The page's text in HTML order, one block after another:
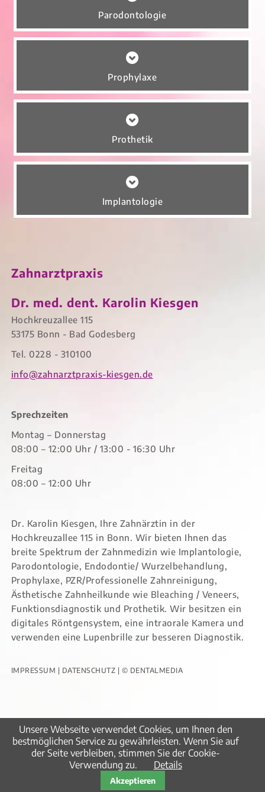
Parodontologie
Prophylaxe
Prothetik
Implantologie
Zahnarztpraxis
Dr. med. dent. Karolin Kiesgen
Hochkreuzallee 115
53175 Bonn - Bad Godesberg
Tel. 0228 - 310100
info@zahnarztpraxis-kiesgen.de
Sprechzeiten
Montag – Donnerstag
08:00 – 12:00 Uhr / 13:00 - 16:30 Uhr
Freitag
08:00 – 12:00 Uhr
Dr. Karolin Kiesgen, Ihre Zahnärztin in der
Hochkreuzallee 115 in Bonn. Wir bieten Ihnen das
breite Spektrum der Zahnmedizin wie Implantologie,
Parodontologie, Endodontie/ Wurzelbehandlung,
Prophylaxe, PZR/Professionelle Zahnreinigung,
Ästhetische Zahnheilkunde wie Bleaching / Veneers,
Funktionsdiagnostik und Prothetik. Wir besitzen ein
digitales Röntgensystem, eine intraorale Kamera und
verwenden eine Lupenbrille zur besseren Diagnostik.
IMPRESSUM | DATENSCHUTZ | © DENTALMEDIA
Unsere Webseite verwendet Cookies, um Ihnen den
bestmöglichen Service zu gewährleisten. Wenn Sie auf
der Seite verbleiben, stimmen Sie der Cookie-
Verwendung zu.
Details
Akzeptieren